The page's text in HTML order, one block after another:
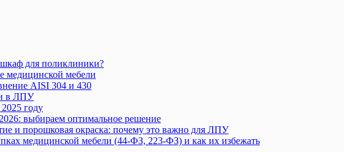
для поликлиники?
мебели
AISI 304 и 430
в ЛПУ
году
выбираем оптимальное решение
и порошковая окраска: почему это важно для ЛПУ
медицинской мебели (44-ФЗ, 223-ФЗ) и как их избежать